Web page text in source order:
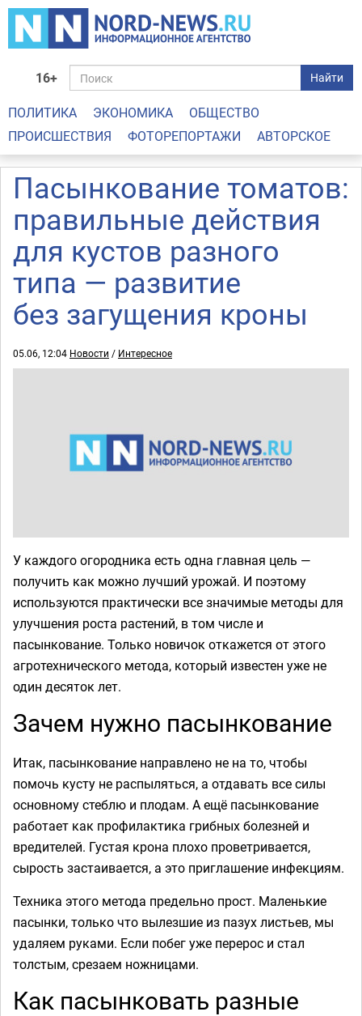
16+ Найти
ПОЛИТИКА ЭКОНОМИКА
ОБЩЕСТВО
ПРОИСШЕСТВИЯ
ФОТОРЕПОРТАЖИ АВТОРСКОЕ
Пасынкование томатов:
правильные действия
для кустов разного
типа — развитие
без загущения кроны
05.06, 12:04 Новости / Интересное
У каждого огородника есть одна главная цель —
получить как можно лучший урожай. И поэтому
используются практически все значимые методы для
улучшения роста растений, в том числе и
пасынкование. Только новичок откажется от этого
агротехнического метода, который известен уже не
один десяток лет.
Зачем нужно пасынкование
Итак, пасынкование направлено не на то, чтобы
помочь кусту не распыляться, а отдавать все силы
основному стеблю и плодам. А ещё пасынкование
работает как профилактика грибных болезней и
вредителей. Густая крона плохо проветривается,
сырость застаивается, а это приглашение инфекциям.
Техника этого метода предельно прост. Маленькие
пасынки, только что вылезшие из пазух листьев, мы
удаляем руками. Если побег уже перерос и стал
толстым, срезаем ножницами.
Как пасынковать разные